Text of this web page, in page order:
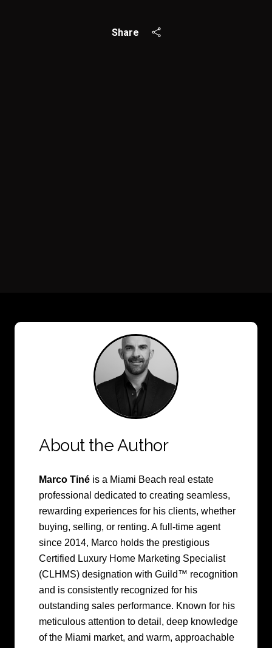
Share
About the Author
Marco Tiné is a Miami Beach real estate
professional dedicated to creating seamless,
rewarding experiences for his clients, whether
buying, selling, or renting. A full-time agent
since 2014, Marco holds the prestigious
Certified Luxury Home Marketing Specialist
(CLHMS) designation with Guild™ recognition
and is consistently recognized for his
outstanding sales performance. Known for his
meticulous attention to detail, deep knowledge
of the Miami market, and warm, approachable